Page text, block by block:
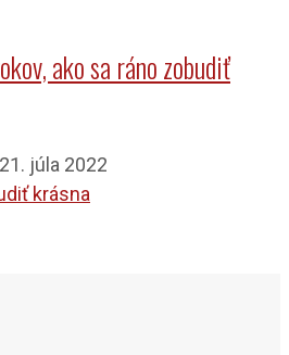
ako sa ráno zobudiť
1. júla 2022